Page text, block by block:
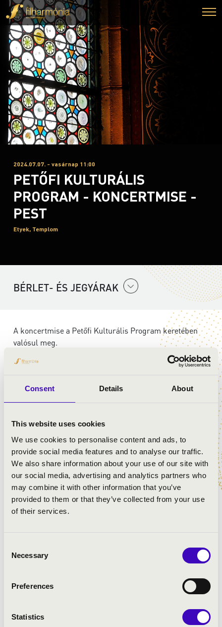
Consent Details About
This website uses cookies
We use cookies to personalise content and ads, to
provide social media features and to analyse our traffic.
We also share information about your use of our site with
our social media, advertising and analytics partners who
may combine it with other information that you’ve
provided to them or that they’ve collected from your use
of their services.
Selection
Necessary
Preferences
Statistics
2024.07.07. - vasárnap 11:00
PETŐFI KULTURÁLIS
PROGRAM - KONCERTMISE -
PEST
Etyek, Templom
BÉRLET- ÉS JEGYÁRAK
A koncertmise a Petőfi Kulturális Program keretében
valósul meg.
Szent Gellért Együttes
MŰSOR:
Mozart: G-dúr mise, K140
Mozart: Ave verum corpus
Mozart: Laudate Dominum, K339
Mozart: Exultate Jubilate - Alleluja